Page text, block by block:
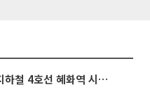
전장연, 오늘(10일) 서울 지하철 4호선 혜화역 시위…1호선 용산역 무정차